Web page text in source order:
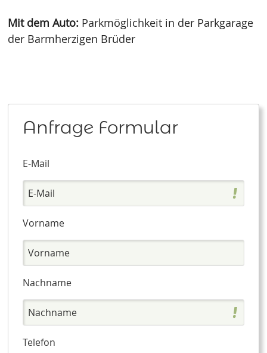
Mit dem Auto: Parkmöglichkeit in der Parkgarage
der Barmherzigen Brüder
Anfrage Formular
E-Mail
Vorname
Nachname
Telefon